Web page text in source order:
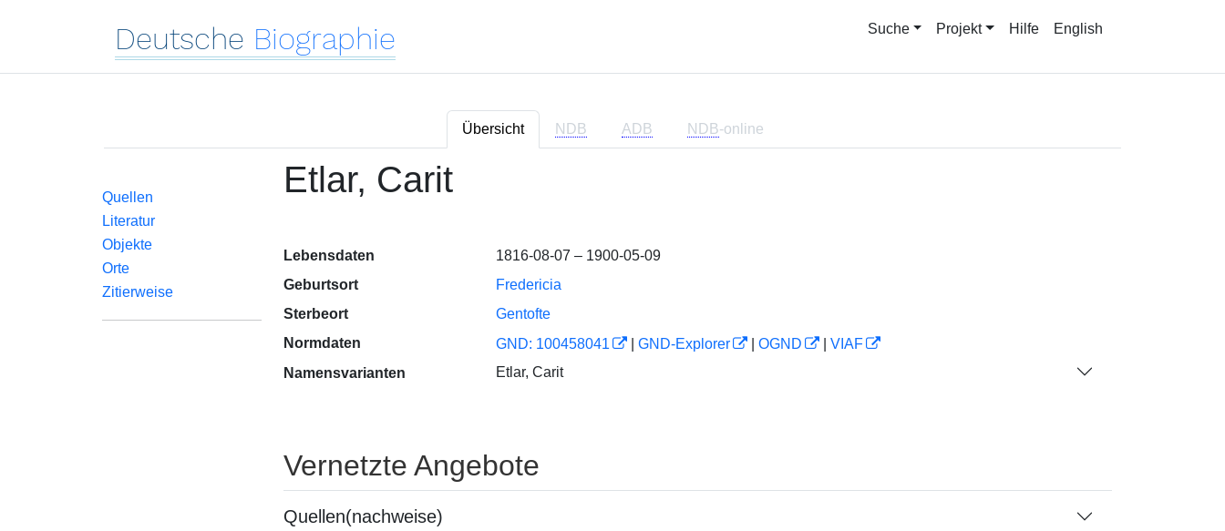
Deutsche Biographie Suche Projekt Hilfe English
Übersicht NDB ADB NDB-online
Quellen
Literatur
Objekte
Orte
Zitierweise
Etlar, Carit
Lebensdaten
1816-08-07 – 1900-05-09
Geburtsort
Fredericia
Sterbeort
Gentofte
Normdaten
GND: 100458041 GND-Explorer OGND
VIAF
Namensvarianten
Etlar, Carit
Vernetzte Angebote
Quellen(nachweise)